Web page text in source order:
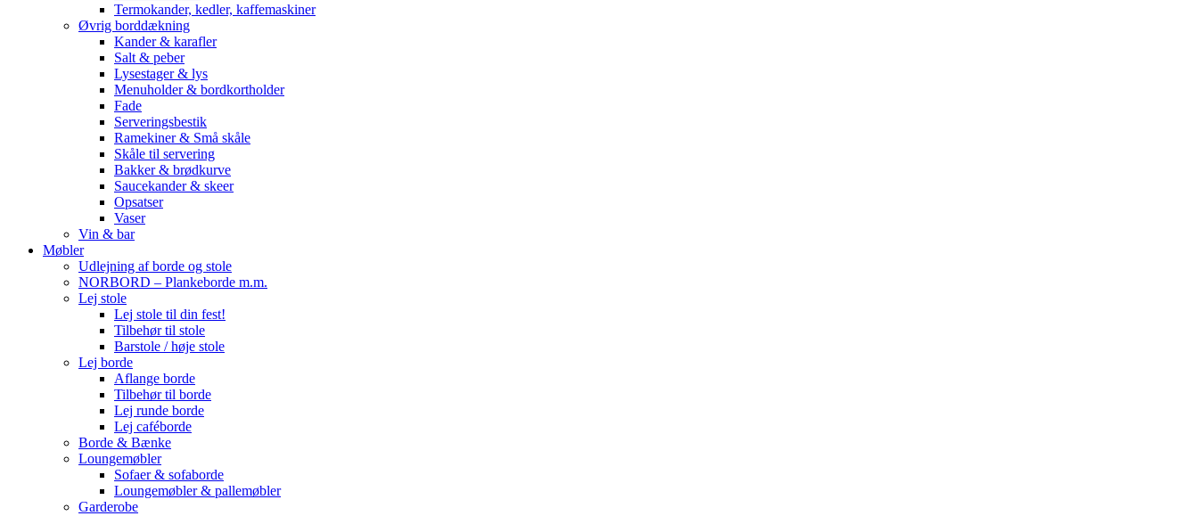
Termokander, kedler, kaffemaskiner
Øvrig borddækning
Kander & karafler
Salt & peber
Lysestager & lys
Menuholder & bordkortholder
Fade
Serveringsbestik
Ramekiner & Små skåle
Skåle til servering
Bakker & brødkurve
Saucekander & skeer
Opsatser
Vaser
Vin & bar
Møbler
Udlejning af borde og stole
NORBORD – Plankeborde m.m.
Lej stole
Lej stole til din fest!
Tilbehør til stole
Barstole / høje stole
Lej borde
Aflange borde
Tilbehør til borde
Lej runde borde
Lej caféborde
Borde & Bænke
Loungemøbler
Sofaer & sofaborde
Loungemøbler & pallemøbler
Garderobe